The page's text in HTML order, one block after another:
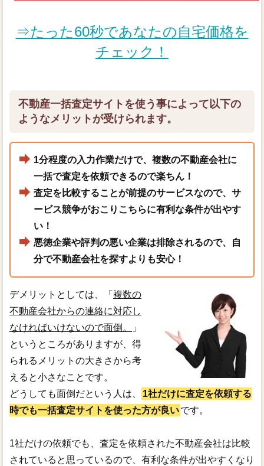
⇒たった60秒であなたの自宅価格を
チェック！
不動産一括査定サイトを使う事によって以下の
ようなメリットが受けられます。
1分程度の入力作業だけで、複数の不動産会社に
一括で査定を依頼できるので楽ちん！
査定を比較することが前提のサービスなので、サ
ービス競争がおこりこちらに有利な条件が出やす
い！
悪徳企業や評判の悪い企業は排除されるので、自
分で不動産会社を探すよりも安心！
デメリットとしては、「 複数の
不動産会社からの連絡に対応し
なければいけないので面倒。
」
というところがありますが、得
られるメリットの大きさから考
えると小さなことです。
どうしても面倒だという人は、
1社だけに査定を依頼する
時でも一括査定サイトを使った方が良いです。
1社だけの依頼でも、査定を依頼された不動産会社は比較
されていると思っているので、有利な条件が出やすくなり